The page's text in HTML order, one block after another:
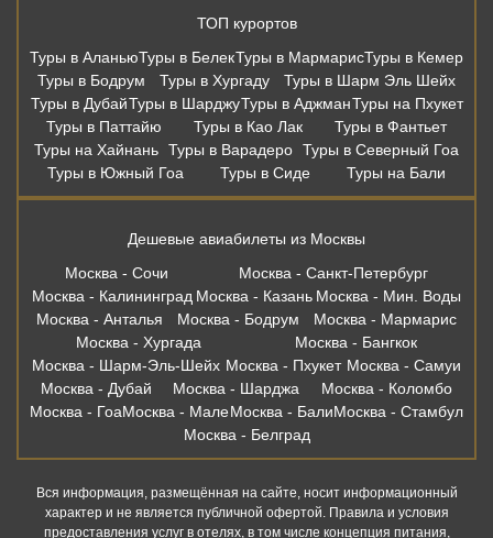
ТОП курортов
Туры в АланьюТуры в БелекТуры в МармарисТуры в Кемер
Туры в Бодрум
Туры в Хургаду
Туры в Шарм Эль Шейх
Туры в ДубайТуры в ШарджуТуры в АджманТуры на Пхукет
Туры в Паттайю
Туры в Као Лак
Туры в Фантьет
Туры на Хайнань Туры в Варадеро Туры в Северный Гоа
Туры в Южный Гоа
Туры в Сиде Туры на Бали
Дешевые авиабилеты из Москвы
Москва - Сочи
Москва - Санкт-Петербург
Москва - Калининград Москва - Казань Москва - Мин. Воды
Москва - Анталья
Москва - Бодрум
Москва - Мармарис
Москва - Хургада
Москва - Бангкок
Москва - Шарм-Эль-Шейх Москва - Пхукет Москва - Самуи
Москва - Дубай
Москва - Шарджа
Москва - Коломбо
Москва - ГоаМосква - МалеМосква - БалиМосква - Стамбул
Москва - Белград
Вся информация, размещённая на сайте, носит информационный
характер и не является публичной офертой. Правила и условия
предоставления услуг в отелях, в том числе концепция питания,